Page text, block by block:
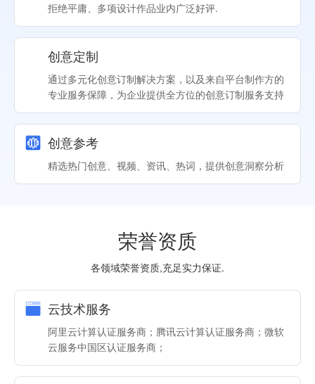
拒绝平庸、多项设计作品业内广泛好评.
创意定制
通过多元化创意订制解决方案，以及来自平台制作方的
专业服务保障，为企业提供全方位的创意订制服务支持
创意参考
精选热门创意、视频、资讯、热词，提供创意洞察分析
荣誉资质
各领域荣誉资质,充足实力保证.
云技术服务
阿里云计算认证服务商；腾讯云计算认证服务商；微软
云服务中国区认证服务商；